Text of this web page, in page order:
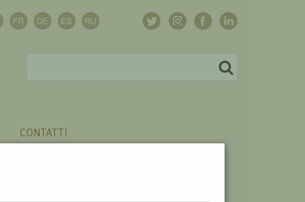
CONTATTI